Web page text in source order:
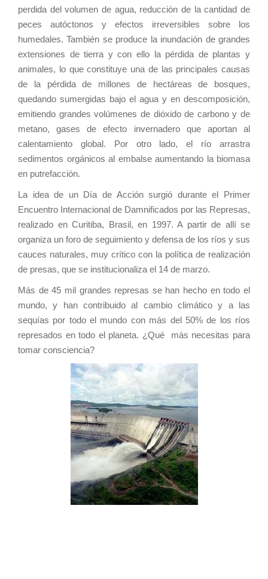
perdida del volumen de agua, reducción de la cantidad de
peces autóctonos y efectos irreversibles sobre los
humedales. También se produce la inundación de grandes
extensiones de tierra y con ello la pérdida de plantas y
animales, lo que constituye una de las principales causas
de la pérdida de millones de hectáreas de bosques,
quedando sumergidas bajo el agua y en descomposición,
emitiendo grandes volúmenes de dióxido de carbono y de
metano, gases de efecto invernadero que aportan al
calentamiento global. Por otro lado, el río arrastra
sedimentos orgánicos al embalse aumentando la biomasa
en putrefacción.
La idea de un Día de Acción surgió durante el Primer
Encuentro Internacional de Damnificados por las Represas,
realizado en Curitiba, Brasil, en 1997. A partir de allí se
organiza un foro de seguimiento y defensa de los ríos y sus
cauces naturales, muy crítico con la política de realización
de presas, que se institucionaliza el 14 de marzo.
Más de 45 mil grandes represas se han hecho en todo el
mundo, y han contribuido al cambio climático y a las
sequías por todo el mundo con más del 50% de los ríos
represados en todo el planeta. ¿Qué más necesitas para
tomar consciencia?